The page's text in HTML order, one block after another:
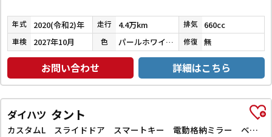
年式 2020(令和2)年 走行 4.4万km 排気 660cc
車検 2027年10月 色 パールホワイトⅢ 修復 無
お問い合わせ 詳細はこちら
ダイハツ タント
カスタムL スライドドア スマートキー 電動格納ミラー ベンチシート CVT CD アルミホイール オートエアコン パワーウィンドウ